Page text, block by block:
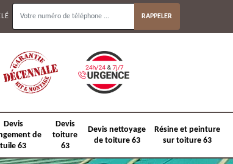
Devis
de
tuile 63
Devis
toiture
63
Devis nettoyage
de toiture 63
Résine et peinture
sur toiture 63